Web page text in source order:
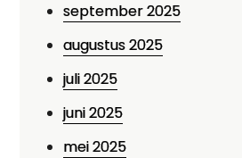
september 2025
augustus 2025
juli 2025
juni 2025
mei 2025